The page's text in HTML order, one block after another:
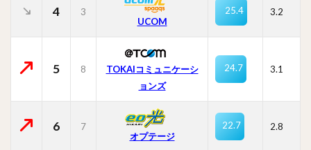
4
3
UCOM
25.4 3.2
5 8
TOKAIコミュニケーシ
ョンズ
24.7 3.1
6
7
オプテージ
22.7 2.8